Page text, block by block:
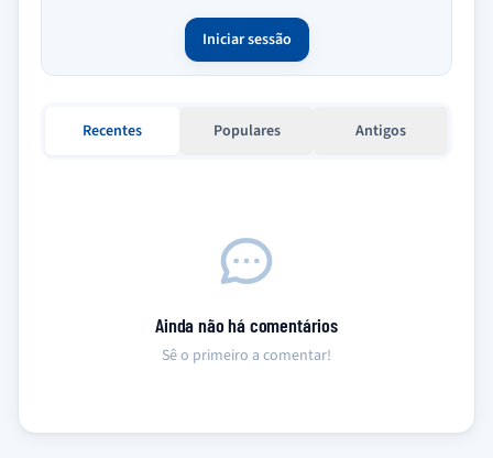
Iniciar sessão
Recentes Populares Antigos
Ainda não há comentários
Sê o primeiro a comentar!